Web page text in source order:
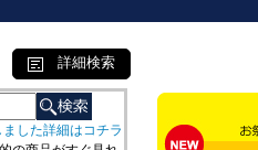
詳細検索
した詳細はコチラ